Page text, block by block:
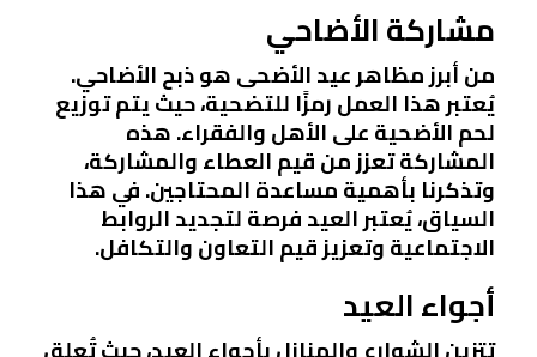
مشاركة الأضاحي
من أبرز مظاهر عيد الأضحى هو ذبح الأضاحي.
يُعتبر هذا العمل رمزًا للتضحية، حيث يتم توزيع
لحم الأضحية على الأهل والفقراء. هذه
المشاركة تعزز من قيم العطاء والمشاركة،
وتذكرنا بأهمية مساعدة المحتاجين. في هذا
السياق، يُعتبر العيد فرصة لتجديد الروابط
الاجتماعية وتعزيز قيم التعاون والتكافل.
أجواء العيد